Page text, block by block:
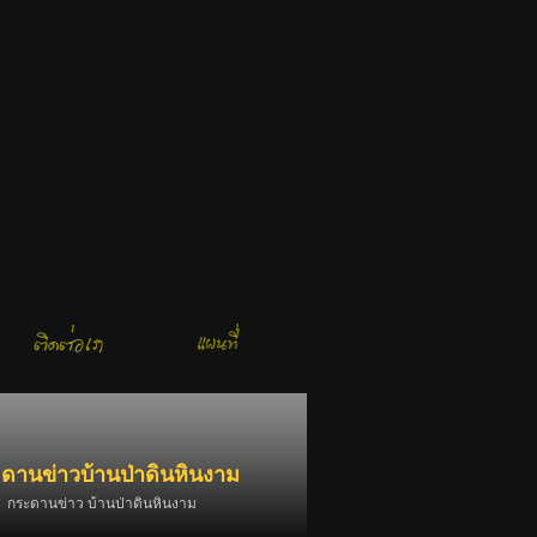
านข่าวบ้านป่าดินหินงาม
กระดานข่าว บ้านป่าดินหินงาม